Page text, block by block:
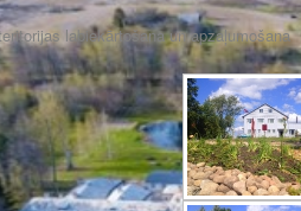
labiekārtošana un apzaļumošana